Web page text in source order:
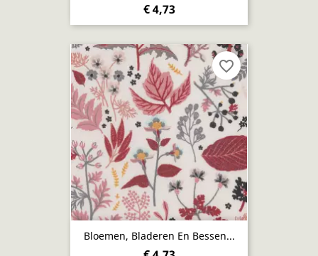
€ 4,73
Bloemen, Bladeren En Bessen...
favorite_border